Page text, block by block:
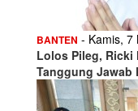
BANTEN - Kamis, 7
Lolos Pileg, Ricki
Tanggung Jawab